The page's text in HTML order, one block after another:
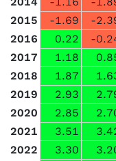
2015
-1.69 -
2016
0.22 -
2017
1.18
2018
1.87
2019
2.93
2020
2.85
2021
3.51
2022
3.30